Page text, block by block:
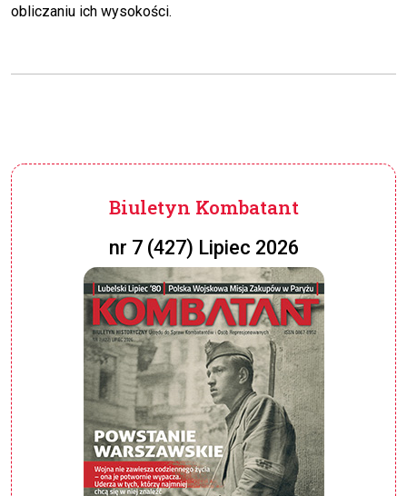
obliczaniu ich wysokości.
Biuletyn Kombatant
nr 7 (427) Lipiec 2026